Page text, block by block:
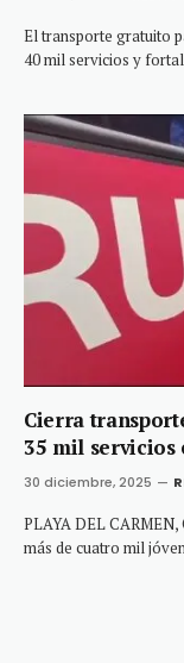
El transporte gratuito
40 mil servicios y
Cierra
35 mil servicios
30 diciembre, 2025
PLAYA DEL
más de cuatro mil